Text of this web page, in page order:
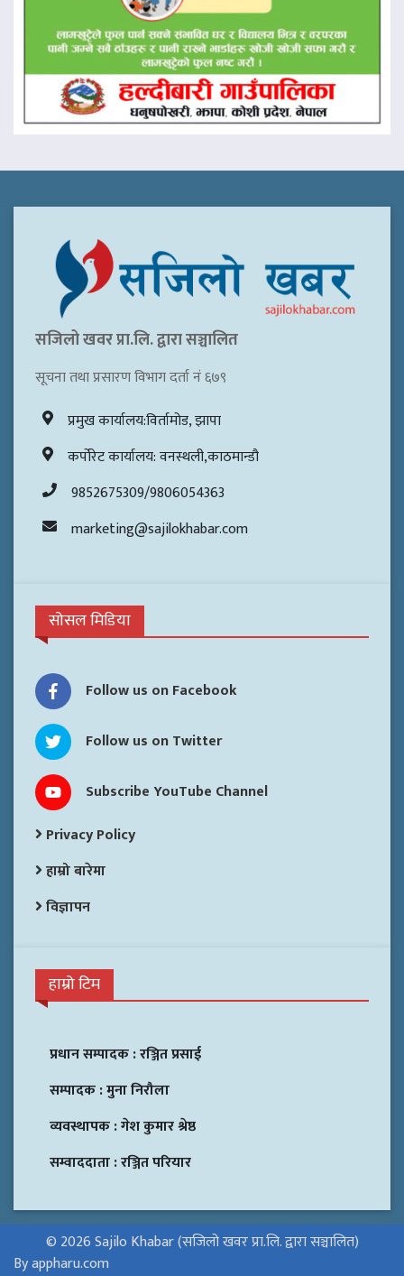
सजिलो खवर प्रा.लि. द्वारा सञ्चालित
सूचना तथा प्रसारण विभाग दर्ता नं ६७९
प्रमुख कार्यालय:विर्तामोड, झापा
कर्पोरेट कार्यालय: वनस्थली,काठमान्डौ
9852675309/9806054363
marketing@sajilokhabar.com
सोसल मिडिया
Follow us on Facebook
Follow us on Twitter
Subscribe YouTube Channel
Privacy Policy
हाम्रो बारेमा
विज्ञापन
हाम्रो टिम
प्रधान सम्पादक :रञ्जित प्रसाई
सम्पादक :मुना निरौला
व्यवस्थापक :गेश कुमार श्रेष्ठ
सम्वाददाता :रञ्जित परियार
© 2026 Sajilo Khabar (सजिलो खवर प्रा.लि. द्वारा सञ्चालित)
By appharu.com